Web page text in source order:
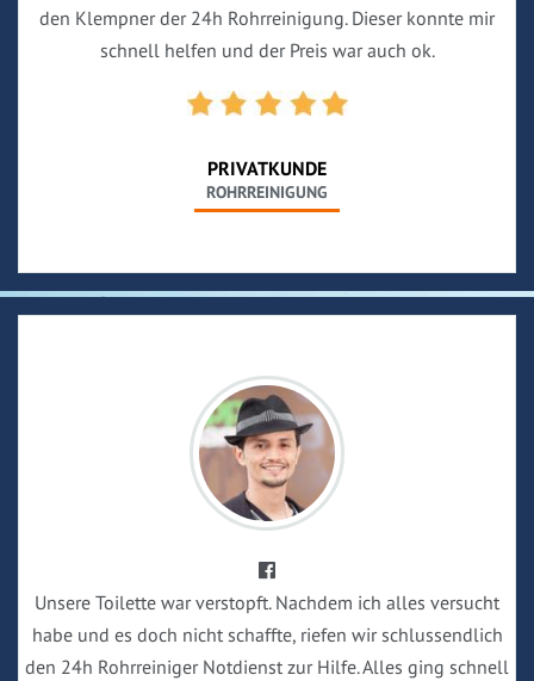
den Klempner der 24h Rohrreinigung. Dieser konnte mir
schnell helfen und der Preis war auch ok.
PRIVATKUNDE
ROHRREINIGUNG
Unsere Toilette war verstopft. Nachdem ich alles versucht
habe und es doch nicht schaffte, riefen wir schlussendlich
den 24h Rohrreiniger Notdienst zur Hilfe. Alles ging schnell